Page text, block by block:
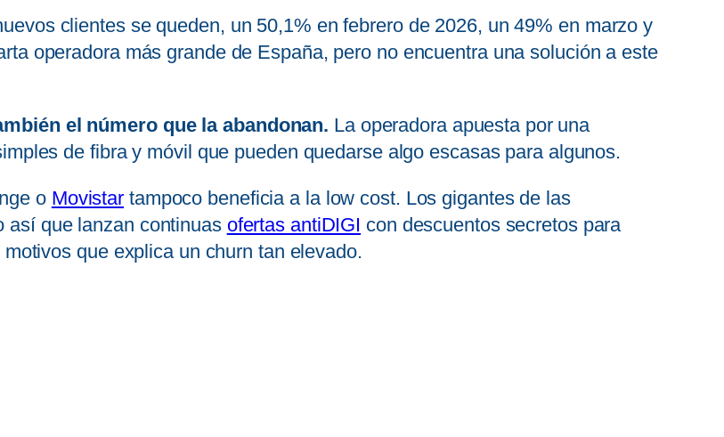
clientes se queden, un 50,1% en febrero de 2026, un 49% en marzo y
operadora más grande de España, pero no encuentra una solución a este
el número que la abandonan. La operadora apuesta por una
de fibra y móvil que pueden quedarse algo escasas para algunos.
o Movistar tampoco beneficia a la low cost. Los gigantes de las
así que lanzan continuas ofertas antiDIGI con descuentos secretos para
que explica un churn tan elevado.